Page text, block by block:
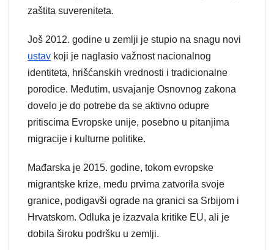
zaštita suvereniteta.
Još 2012. godine u zemlji je stupio na snagu novi
ustav koji je naglasio važnost nacionalnog
identiteta, hrišćanskih vrednosti i tradicionalne
porodice. Međutim, usvajanje Osnovnog zakona
dovelo je do potrebe da se aktivno odupre
pritiscima Evropske unije, posebno u pitanjima
migracije i kulturne politike.
Mađarska je 2015. godine, tokom evropske
migrantske krize, među prvima zatvorila svoje
granice, podigavši ograde na granici sa Srbijom i
Hrvatskom. Odluka je izazvala kritike EU, ali je
dobila široku podršku u zemlji.